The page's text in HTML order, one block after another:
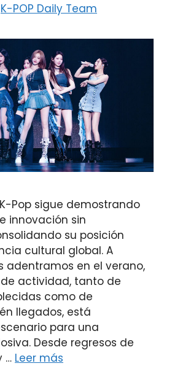
K-POP Daily Team
Pop sigue demostrando
innovación sin
su posición
cultural global. A
adentramos en el verano,
actividad, tanto de
como de
llegados, está
para una
Desde regresos de
… Leer más